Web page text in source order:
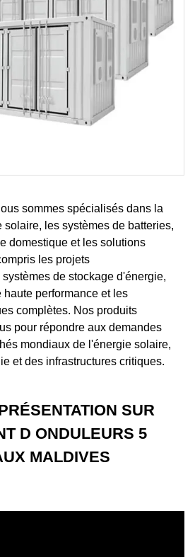
sommes spécialisés dans la
solaire, les systèmes de batteries,
domestique et les solutions
les projets
de stockage d'énergie,
haute performance et les
complètes. Nos produits
pour répondre aux demandes
mondiaux de l'énergie solaire,
et des infrastructures critiques.
SUR
D ONDULEURS 5
MALDIVES